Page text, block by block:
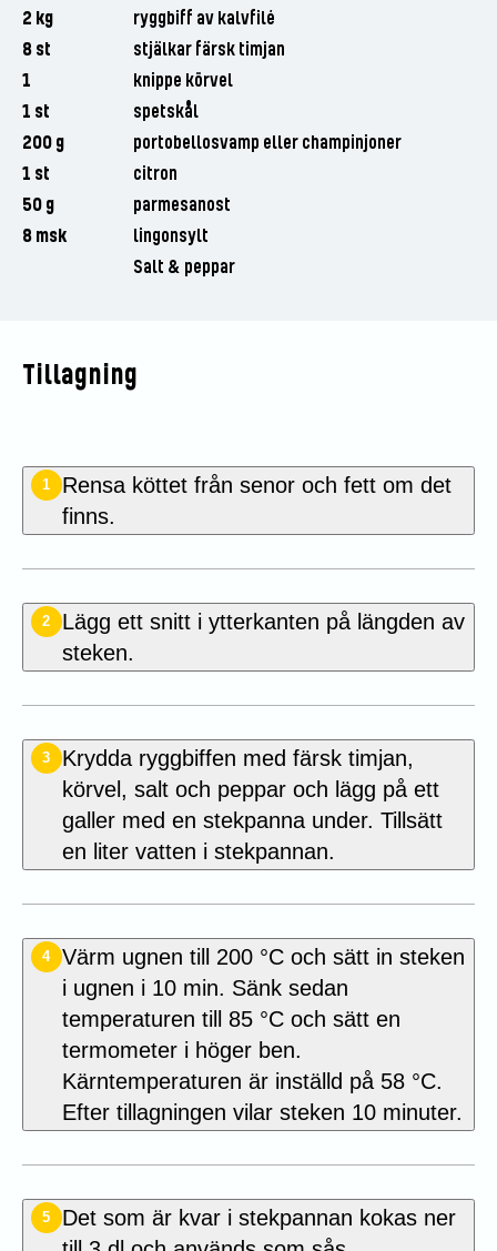
2 kg
ryggbiff av kalvfilé
8 st
stjälkar färsk timjan
1
knippe körvel
1 st
spetskål
200 g
portobellosvamp eller champinjoner
1 st
citron
50 g
parmesanost
8 msk
lingonsylt
Salt & peppar
Tillagning
1
Rensa köttet från senor och fett om det
finns.
2
Lägg ett snitt i ytterkanten på längden av
steken.
3
Krydda ryggbiffen med färsk timjan,
körvel, salt och peppar och lägg på ett
galler med en stekpanna under. Tillsätt
en liter vatten i stekpannan.
4
Värm ugnen till 200 °C och sätt in steken
i ugnen i 10 min. Sänk sedan
temperaturen till 85 °C och sätt en
termometer i höger ben.
Kärntemperaturen är inställd på 58 °C.
Efter tillagningen vilar steken 10 minuter.
5
Det som är kvar i stekpannan kokas ner